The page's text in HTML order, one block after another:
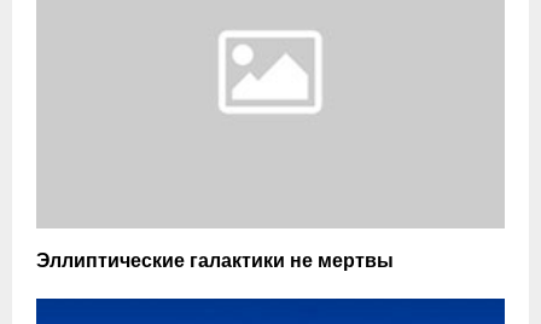
Эллиптические галактики не мертвы